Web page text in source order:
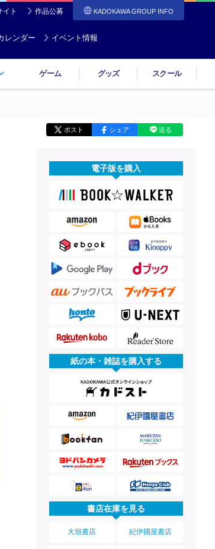
イト 作品公募 KADOKAWA GROUP INFO
レンダー イベント情報
ゲーム グッズ スクール
ポスト シェア 送る
電子版を購入
紙の本・雑誌を購入する
書店在庫を見る
大垣書店 紀伊國屋書店